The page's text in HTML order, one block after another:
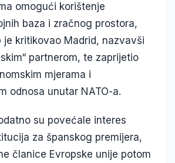
omogući korištenje
baza i zračnog prostora,
je kritikovao Madrid, nazvavši
partnerom, te zaprijetio
mjerama i
odnosa unutar NATO-a.
su povećale interes
za španskog premijera,
članice Evropske unije potom